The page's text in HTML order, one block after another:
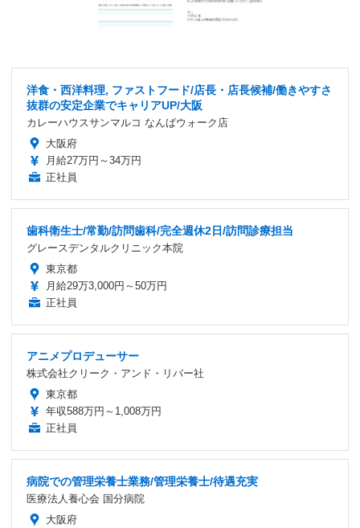
洋食・西洋料理, ファストフード/店長・店長候補/働きやすさ
抜群の安定企業でキャリアUP/大阪
カレーハウスサンマルコ なんばウォーク店
大阪府
月給27万円～34万円
正社員
歯科衛生士/常勤/訪問歯科/完全週休2日/訪問診療担当
グレースデンタルクリニック本院
東京都
月給29万3,000円～50万円
正社員
アニメプロデューサー
株式会社クリーク・アンド・リバー社
東京都
年収588万円～1,008万円
正社員
病院での管理栄養士業務/管理栄養士/待遇充実
医療法人養心会 国分病院
大阪府